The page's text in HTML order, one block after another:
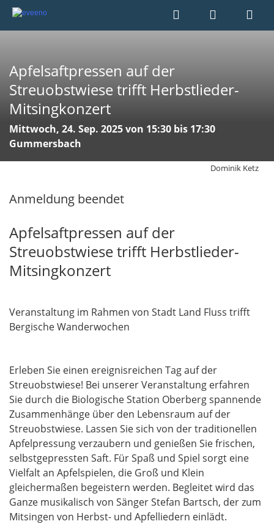
Apfelsaftpressen auf der
Streuobstwiese trifft Herbstlieder-
Mitsingkonzert
Mittwoch, 24. Sep. 2025 von 15:30 bis 17:30
Gummersbach
Dominik Ketz
Anmeldung beendet
Apfelsaftpressen auf der
Streuobstwiese trifft Herbstlieder-
Mitsingkonzert
Veranstaltung im Rahmen von Stadt Land Fluss trifft
Bergische Wanderwochen
Erleben Sie einen ereignisreichen Tag auf der
Streuobstwiese! Bei unserer Veranstaltung erfahren
Sie durch die Biologische Station Oberberg spannende
Zusammenhänge über den Lebensraum auf der
Streuobstwiese. Lassen Sie sich von der traditionellen
Apfelpressung verzaubern und genießen Sie frischen,
selbstgepressten Saft. Für Spaß und Spiel sorgt eine
Vielfalt an Apfelspielen, die Groß und Klein
gleichermaßen begeistern werden. Begleitet wird das
Ganze musikalisch von Sänger Stefan Bartsch, der zum
Mitsingen von Herbst- und Apfelliedern einlädt.